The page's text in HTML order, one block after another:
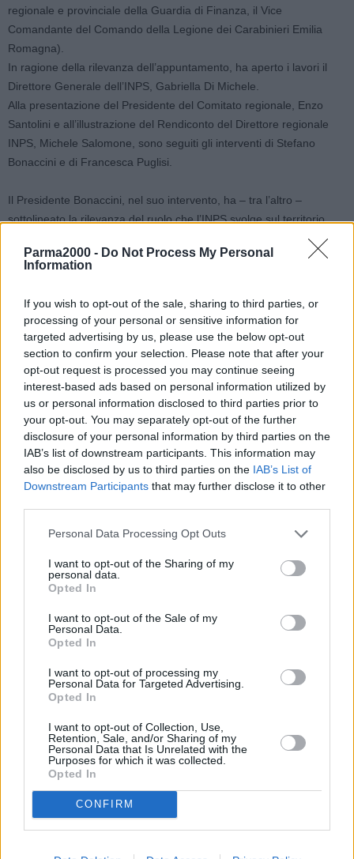
Parma2000 - Do Not Process My Personal
Information
If you wish to opt-out of the sale, sharing to third parties, or
processing of your personal or sensitive information for
targeted advertising by us, please use the below opt-out
section to confirm your selection. Please note that after your
opt-out request is processed you may continue seeing
interest-based ads based on personal information utilized by
us or personal information disclosed to third parties prior to
your opt-out. You may separately opt-out of the further
disclosure of your personal information by third parties on the
IAB’s list of downstream participants. This information may
also be disclosed by us to third parties on the IAB’s List of
Downstream Participants that may further disclose it to other
Personal Data Processing Opt Outs
I want to opt-out of the Sharing of my
personal data.
Opted In
I want to opt-out of the Sale of my
Personal Data.
Opted In
I want to opt-out of processing my
Personal Data for Targeted Advertising.
Opted In
I want to opt-out of Collection, Use,
Retention, Sale, and/or Sharing of my
Personal Data that Is Unrelated with the
Purposes for which it was collected.
Opted In
CONFIRM
regionale e provinciale della Guardia di Finanza, il Vice
Comandante del Comando della Legione dei Carabinieri Emilia
Romagna).
In ragione della rilevanza dell’appuntamento, ha aperto i lavori il
Direttore Generale dell’INPS, Gabriella Di Michele.
Alla presentazione del Presidente del Comitato regionale, Enzo
Santolini e all’illustrazione del Rendiconto del Direttore regionale
INPS, Michele Salomone, sono seguiti gli interventi di Stefano
Bonaccini e di Francesca Puglisi.
Il Presidente Bonaccini, nel suo intervento, ha – tra l’altro –
sottolineato la rilevanza del ruolo che l’INPS svolge sul territorio,
quale elemento essenziale di un sistema di protezione mirato ad
assicurare servizi sociali in un contesto marcatamente segnato
anziana.
La Regione, in collaborazione con le altre istituzioni, ha operato per
favorire l’occupazione (che registra nel 2018 i valori più alti in
ambito nazionale) ma anche di attivare politiche capaci di creare
opportunità di “buon” lavoro, a tutele delle giovani generazioni,
altrimenti sopraffatte da un mercato del lavoro sempre più
frammentato.
La sottosegretaria Puglisi ha illustrato gli obbiettivi di governo in
progettazione, mirate a ridurre sia le attuali diseguaglianze tra i
cittadini, sempre più marcate, sia quelle di natura
intergenerazionale, vere e proprie sfide per il futuro della coesione
Il Direttore Generale, ha colto l’occasione per proporre alla politica
lavoro, alla definitiva omogeneizzazione dei sistemi di calcolo della
pensione, dalla flessibilizzazione dei requisiti per accedere al
radicalmente il sistema meramente individuale e ripartito del gettito
contributivo.
I lavori della giornata sono stati conclusi dall’intervento di
Guglielmo Loy, Presidente del Consiglio di Indirizzo e Vigilanza